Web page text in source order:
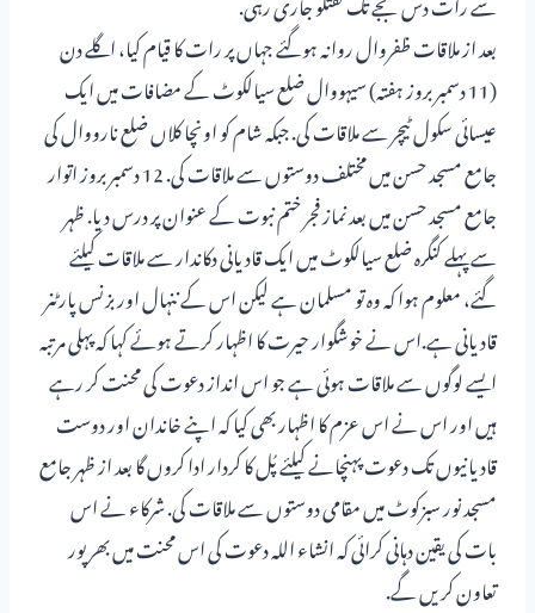
بعد از ملاقات ظفروال روانہ ہوگئے جہاں پر رات کا قیام کیا، اگلے دن
(11 دسمبر بروز ہفتہ) سیہووال ضلع سیالکوٹ کے مضافات میں ایک
عیسائی سکول ٹیچر سے ملاقات کی. جبکہ شام کو اونچا کلاں ضلع نارووال کی
جامع مسجد حسن میں مختلف دوستوں سے ملاقات کی. 12 دسمبر بروز اتوار
جامع مسجد حسن میں بعد نماز فجر ختم نبوت کے عنوان پر درس دیا. ظہر
سے پہلے کنگرہ ضلع سیالکوٹ میں ایک قادیانی دکاندار سے ملاقات کیلئے
گئے، معلوم ہوا کہ وہ تو مسلمان ہے لیکن اس کے ننہال اور بزنس پارٹنر
قادیانی ہے.اس نے خوشگوار حیرت کا اظہار کرتے ہوئے کہا کہ پہلی مرتبہ
ایسے لوگوں سے ملاقات ہوئی ہے جو اس انداز دعوت کی محنت کر رہے
ہیں اور اس نے اس عزم کا اظہار بھی کیا کہ اپنے خاندان اور دوست
قادیانیوں تک دعوت پہنچانے کیلئے پُل کا کردار ادا کروں گا بعد از ظہر جامع
مسجد نور سبزکوٹ میں مقامی دوستوں سے ملاقات کی. شرکاء نے اس
بات کی یقین دہانی کرائی کہ انشاء اللہ دعوت کی اس محنت میں بھرپور
تعاون کریں گے.